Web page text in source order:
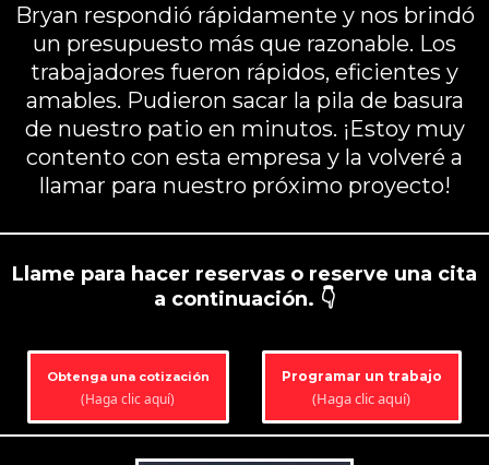
Bryan respondió rápidamente y nos brindó
un presupuesto más que razonable. Los
trabajadores fueron rápidos, eficientes y
amables. Pudieron sacar la pila de basura
de nuestro patio en minutos. ¡Estoy muy
contento con esta empresa y la volveré a
llamar para nuestro próximo proyecto!
Llame para hacer reservas o reserve una cita
a continuación. 👇
Obtenga una cotización
(Haga clic aquí)
Programar un trabajo
(Haga clic aquí)